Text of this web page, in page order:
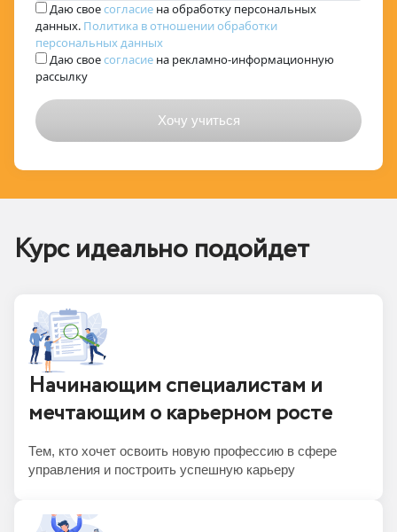
Даю своесогласие на обработку персональных
данных. Политика в отношении обработки
персональных данных
Даю своесогласие на рекламно-информационную
рассылку
Курс идеально подойдет
Начинающим специалистам и
мечтающим о карьерном росте
Тем, кто хочет освоить новую профессию в сфере
управления и построить успешную карьеру